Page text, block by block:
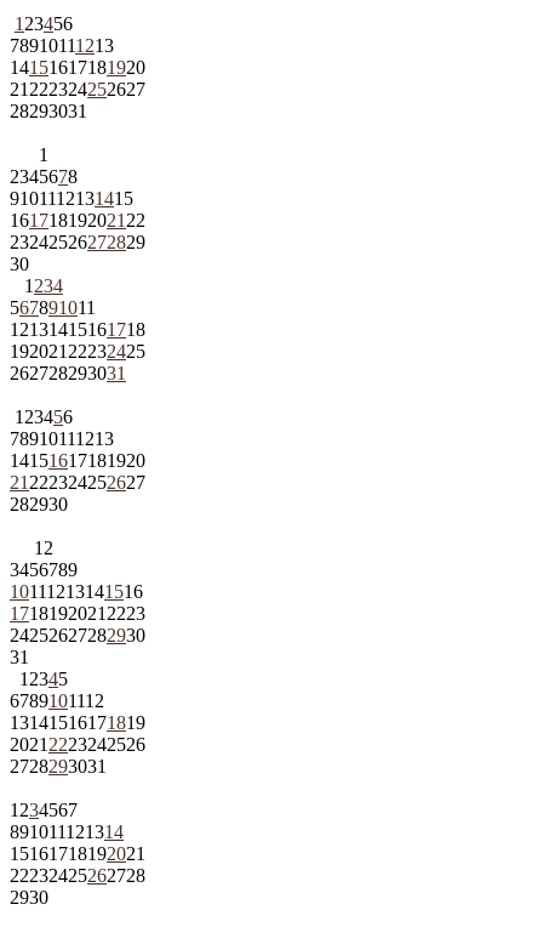
1 23456
78910111213
14151617181920
21 222324252627
28293031
1
2345678
9101112131415
161718192021 22
23242526272829
30
1 234
567891011
12131415161718
192021 22232425
262728293031
1 23456
78910111213
14151617181920
21 222324252627
282930
1 2
3456789
10111213141516
1718192021 2223
24252627282930
31
1 2345
6789101112
13141516171819
2021 2223242526
2728293031
1 234567
891011121314
15161718192021
22232425262728
2930